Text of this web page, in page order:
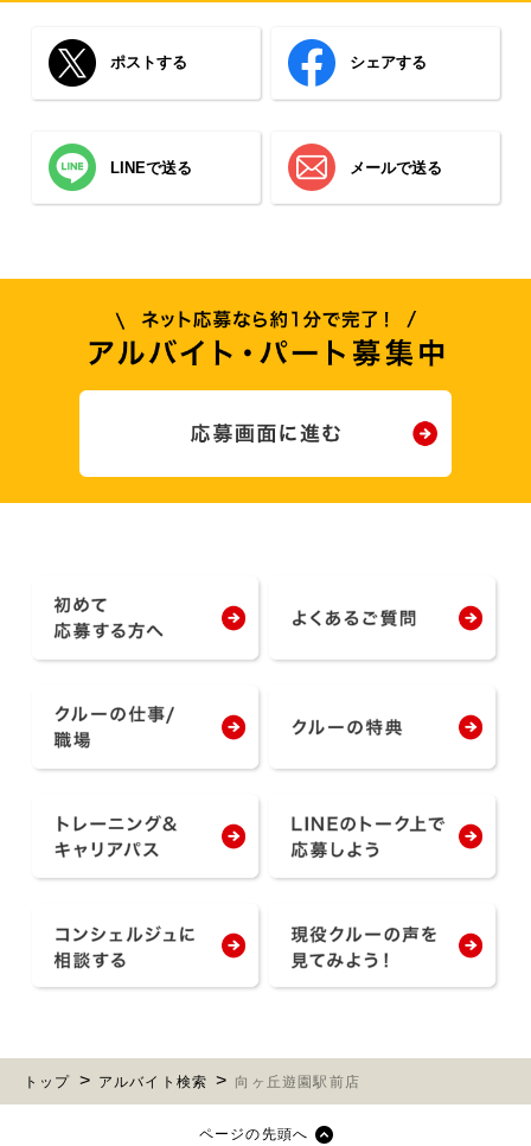
ポストする シェアする
LINEで送る メールで送る
トップ アルバイト検索 向ヶ丘遊園駅前店
ページの先頭へ